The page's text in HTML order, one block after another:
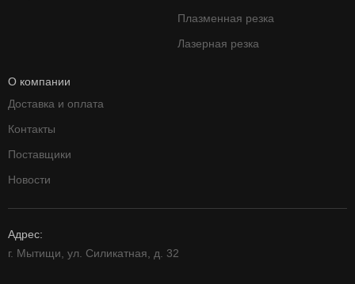
Плазменная резка
Лазерная резка
О компании
Доставка и оплата
Контакты
Поставщики
Новости
Адрес:
г. Мытищи, ул. Силикатная, д. 32